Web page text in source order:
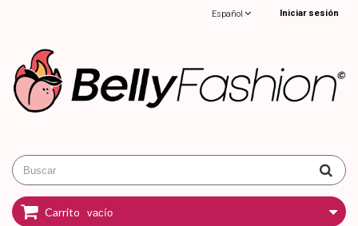
Iniciar sesión
Español
Carrito vacío